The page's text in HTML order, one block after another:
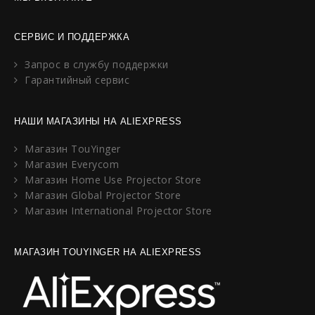
СЕРВИС И ПОДДЕРЖКА
Запрос в службу поддержки
Гарантийный сервис
НАШИ МАГАЗИНЫ НА ALIEXPRESS
Магазин TouYinger
Магазин Everycom
Магазин Home Use Projector Store
Магазин Global Projector Store
Магазин International Projector Store
МАГАЗИН TOUYINGER НА ALIEXPRESS